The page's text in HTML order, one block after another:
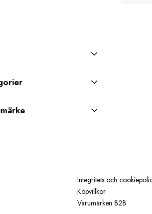
Integritets och
Köpvillkor
Varumärken B2B